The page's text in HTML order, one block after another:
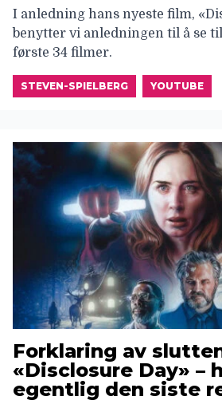
I anledning hans nyeste film,
benytter vi anledningen til å se
første 34 filmer.
STEVEN-SPIELBERG YOUTUBE
Forklaring av
«Disclosure Day» –
egentlig den siste